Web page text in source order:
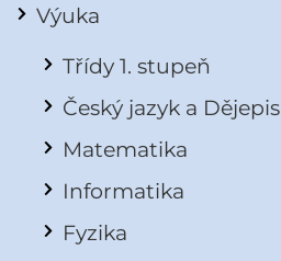
Výuka
Třídy 1. stupeň
Český jazyk a Dějepis
Matematika
Informatika
Fyzika